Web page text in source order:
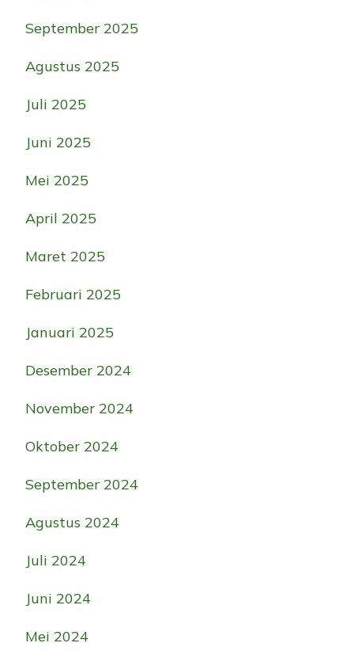
September 2025
Agustus 2025
Juli 2025
Juni 2025
Mei 2025
April 2025
Maret 2025
Februari 2025
Januari 2025
Desember 2024
November 2024
Oktober 2024
September 2024
Agustus 2024
Juli 2024
Juni 2024
Mei 2024